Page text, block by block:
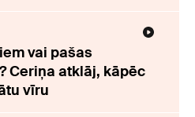
vai pašas
Ceriņa atklāj, kāpēc
vīru